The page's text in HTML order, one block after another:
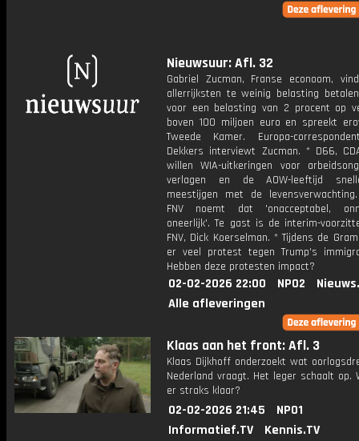
Nieuwsuur: Afl. 32
Gabriel Zucman, Franse econoom,
allerrijksten te weinig belasting
voor een belasting van 2 procent op
boven 100 miljoen euro en spreekt
Tweede Kamer. Europa-
Dekkers interviewt Zucman. * D66,
willen WIA-uitkeringen voor
verlagen en de AOW-leeftijd
meestijgen met de
FNV noemt dat 'onacceptabel,
oneerlijk'. Te gast is de interim-
FNV, Dick Koerselman. * Tijdens de
er veel protest tegen Trump's
Hebben deze protesten impact?
02-02-2026 22:00 NPO2
Alle afleveringen
Klaas aan het front: Afl. 3
Klaas Dijkhoff onderzoekt wat
Nederland vraagt. Het leger schaalt op.
er straks klaar?
02-02-2026 21:45
NPO1
Informatief.TV
Kennis.TV